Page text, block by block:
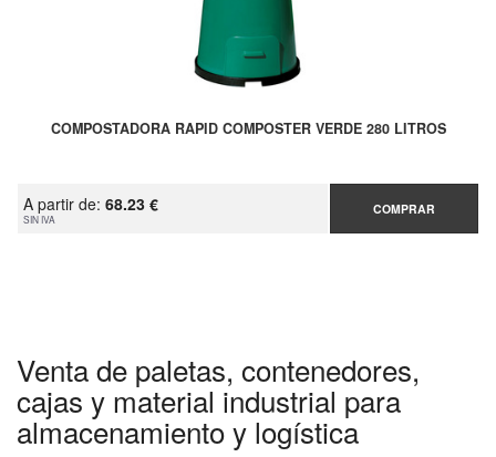
COMPOSTADORA RAPID COMPOSTER VERDE 280 LITROS
A partir de: 68.23 €
SIN IVA
COMPRAR
Venta de paletas, contenedores,
cajas y material industrial para
almacenamiento y logística